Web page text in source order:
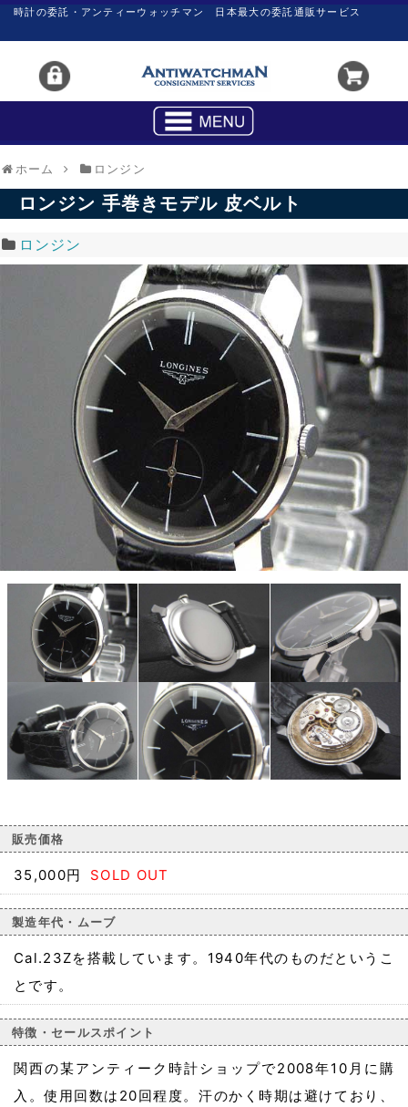
時計の委託・アンティーウォッチマン 日本最大の委託通販サービス
ホーム ロンジン
ロンジン 手巻きモデル 皮ベルト
ロンジン
販売価格
35,000円 SOLD OUT
製造年代・ムーブ
Cal.23Zを搭載しています。1940年代のものだというこ
とです。
特徴・セールスポイント
関西の某アンティーク時計ショップで2008年10月に購
入。使用回数は20回程度。汗のかく時期は避けており、